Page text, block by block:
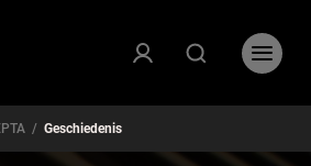
/ Geschiedenis